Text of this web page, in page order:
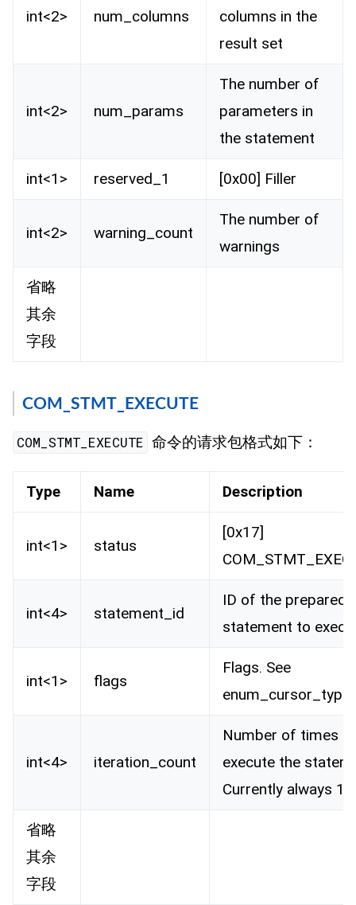
int<2> num_columns
columns in the
result set
int<2> num_params
The number of
parameters in
the statement
int<1> reserved_1 [0x00] Filler
int<2> warning_count
The number of
warnings
省略
其余
字段
COM_STMT_EXECUTE
COM_STMT_EXECUTE 命令的请求包格式如下：
Type Name Description
int<1> status
[0x17]
int<4> statement_id
ID of the prepared
statement to
int<1> flags
Flags. See
enum_cursor_type
int<4> iteration_count
Number of times to
execute the
Currently always 1.
省略
其余
字段